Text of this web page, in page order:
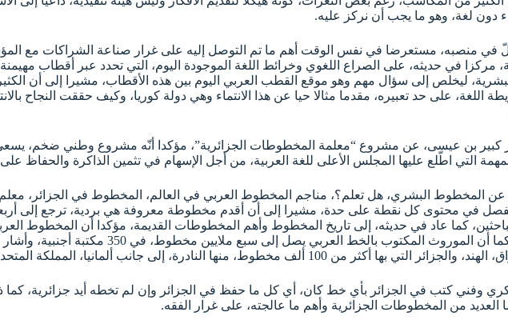
دون لغة، وهو ما يجب أن نركز عليه.
كلّ في منصبه، مستعرضا في نفس الوقت أهم ما تم التوصل إليه على غرار صناعة الشراكات مع
مركزا في حديثه، على الصراع اللغوي وخرائط اللغة الموجودة اليوم، التي تحدد عبر أقطاب
ليخلص إلى سؤال مهم وهو موقع القطب العربي اليوم بين هذه الأقطاب، مشيرا إلى أن
على حد تعبيره، مقدما مثالا حيا عن هذا الانتماء وهي دولة كوريا، وكيف حققت النجاح
كبير بن عيسى، عن مشروع “معلمة المخطوطات الجزائرية”، مؤكدا أنّه مشروع وطني ضخم،
التي اطّلع عليها المجلس الأعلى للغة العربية، من أجل الإسهام في تثمين الذاكرة والحفاظ
البشري، هل تعلم؟، مناجم المخطوط العربي في العالم، المخطوط في الجزائر،
ليفصل في محتوى كل نقطة على حدة، مشيرا إلى أن أقدم مخطوطة معروفة هي بردية، ترجع إلى
كما عاد في حديثه، إلى تاريخ المخطوط وأهم المخطوطات القديمة، مؤكدا أن المخطوط
فحسب، بل يتجاوز العربية إلى أزيد من 25 لغة كتبت بالخط
منها النادرة، إلى جانب ألمانيا، المملكة المتحدة وسوريا.
كتب في الجزائر بأي خط كان، أي كل ما حفظ في الجزائر وإن لم تخطه أيد جزائرية، كما
العديد من المخطوطات الجزائرية وأهم ما عالجته، على غرار الفقه.